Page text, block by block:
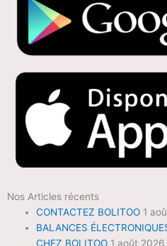
Nos Articles récents
CONTACTEZ BOLITOO 1
BALANCES
CHEZ BOLITOO 1 août 2026